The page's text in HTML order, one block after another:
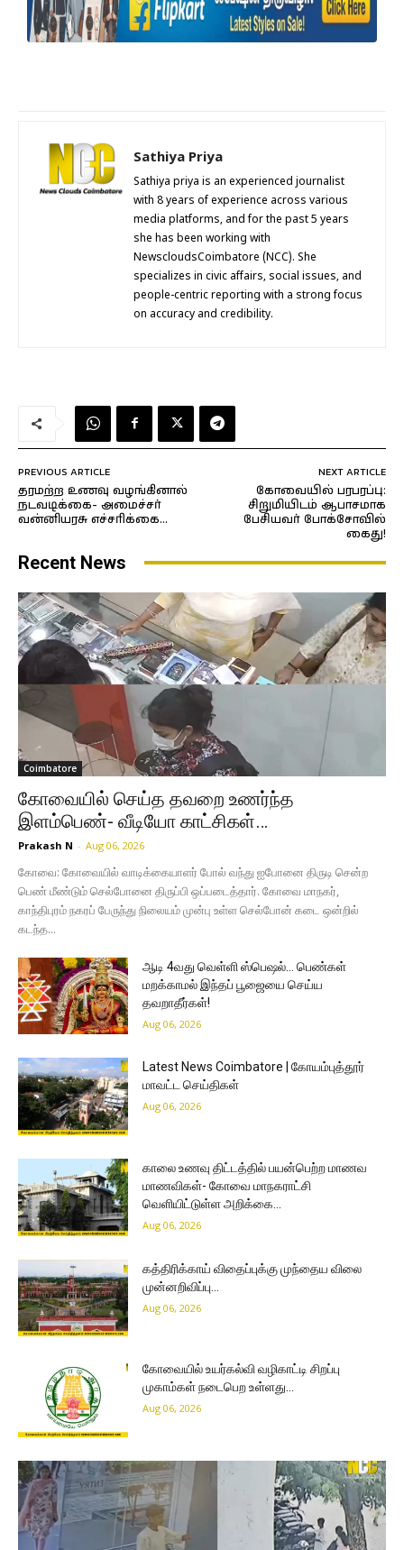
Sathiya Priya
Sathiya priya is an experienced journalist
with 8 years of experience across various
media platforms, and for the past 5 years
she has been working with
NewscloudsCoimbatore (NCC). She
specializes in civic affairs, social issues, and
people-centric reporting with a strong focus
on accuracy and credibility.
PREVIOUS ARTICLE
தரமற்ற உணவு வழங்கினால்
நடவடிக்கை- அமைச்சர்
வன்னியரசு எச்சரிக்கை…
NEXT ARTICLE
கோவையில் பரபரப்பு:
சிறுமியிடம் ஆபாசமாக
பேசியவர் போக்சோவில்
கைது!
Recent News
Coimbatore
கோவையில் செய்த தவறை உணர்ந்த
இளம்பெண்- வீடியோ காட்சிகள்…
Prakash N - Aug 06, 2026
கோவை: கோவையில் வாடிக்கையாளர் போல் வந்து ஐபோனை திருடி சென்ற
பெண் மீண்டும் செல்போனை திருப்பி ஒப்படைத்தார். கோவை மாநகர்,
காந்திபுரம் நகரப் பேருந்து நிலையம் முன்பு உள்ள செல்போன் கடை ஒன்றில்
கடந்த...
ஆடி 4வது வெள்ளி ஸ்பெஷல்… பெண்கள்
மறக்காமல் இந்தப் பூஜையை செய்ய
தவறாதீர்கள்!
Aug 06, 2026
Latest News Coimbatore | கோயம்புத்தூர்
மாவட்ட செய்திகள்
Aug 06, 2026
காலை உணவு திட்டத்தில் பயன்பெற்ற மாணவ
மாணவிகள்- கோவை மாநகராட்சி
வெளியிட்டுள்ள அறிக்கை…
Aug 06, 2026
கத்திரிக்காய் விதைப்புக்கு முந்தைய விலை
முன்னறிவிப்பு…
Aug 06, 2026
கோவையில் உயர்கல்வி வழிகாட்டி சிறப்பு
முகாம்கள் நடைபெற உள்ளது…
Aug 06, 2026